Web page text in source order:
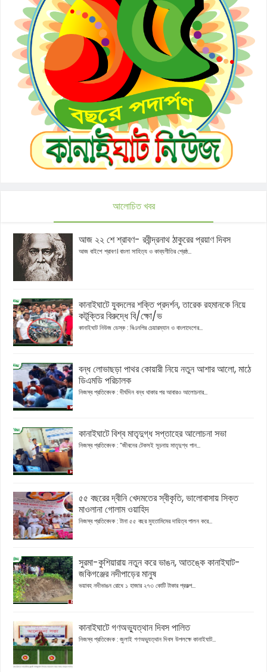
আলোচিত খবর
আজ ২২ শে শ্রাবণ- রবীন্দ্রনাথ ঠাকুরের প্রয়াণ দিবস
আজ বাইশে শ্রাবণ। বাংলা সাহিত্য ও কাব্যগীতির শ্রেষ্ঠ...
কানাইঘাটে যুবদলের শক্তি প্রদর্শন, তারেক রহমানকে নিয়ে
কটূক্তির বিরুদ্ধে বি/ক্ষো/ভ
কানাইঘাট নিউজ ডেস্ক : বিএনপির চেয়ারম্যান ও বাংলাদেশের...
বন্ধ লোভাছড়া পাথর কোয়ারী নিয়ে নতুন আশার আলো, মাঠে
ডিএমডি পরিচালক
নিজস্ব প্রতিবেদক : দীর্ঘদিন বন্ধ থাকার পর আবারও আলোচনার...
কানাইঘাটে বিশ্ব মাতৃদুগ্ধ সপ্তাহের আলোচনা সভা
নিজস্ব প্রতিবেদক : “জীবনের টেকসই সূচনায় মাতৃদুগ্ধ পান...
৫৫ বছরের দ্বীনি খেদমতের স্বীকৃতি, ভালোবাসায় সিক্ত
মাওলানা গোলাম ওয়াহিদ
নিজস্ব প্রতিবেদক : টানা ৫৫ বছর মুহতামিমের দায়িত্ব পালন করে...
সুরমা-কুশিয়ারায় নতুন করে ভাঙন, আতঙ্কে কানাইঘাট-
জকিগঞ্জের নদীপাড়ের মানুষ
ভয়াবহ নদীভাঙন রোধে ১ হাজার ২৭৩ কোটি টাকার প্রকল্প...
কানাইঘাটে গণঅভ্যুত্থান দিবস পালিত
নিজস্ব প্রতিবেদক : জুলাই গণঅভ্যুত্থান দিবস উপলক্ষে কানাইঘাট...